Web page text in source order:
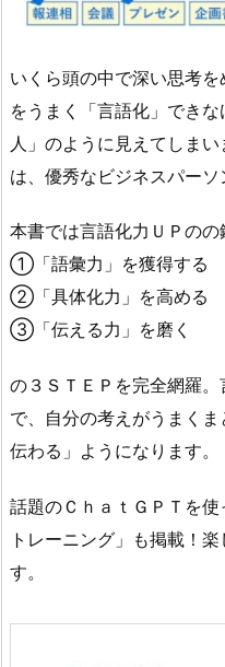
いくら頭の中で深い思考
をうまく「言語化」でき
人」のように見えてしま
は、優秀なビジネスパーソ
本書では言語化力ＵＰのの
①「語彙力」を獲得する
②「具体化力」を高める
③「伝える力」を磨く
の３ＳＴＥＰを完全網羅
で、自分の考えがうまく
伝わる」ようになります。
話題のＣｈａｔＧＰＴを
トレーニング」も掲載！
す。